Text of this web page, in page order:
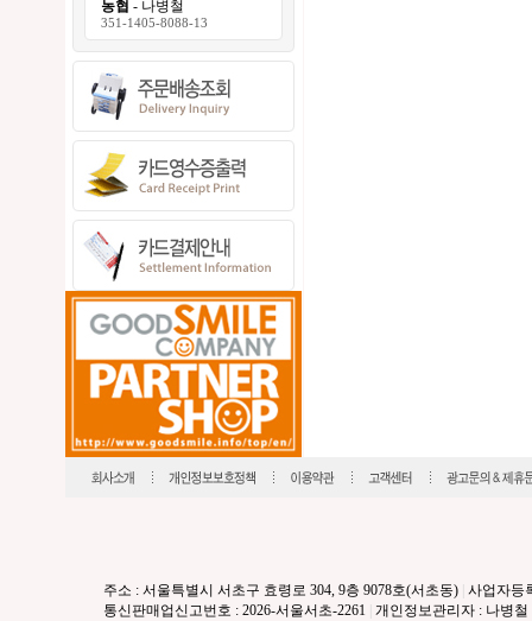
농협 - 나병철
351-1405-8088-13
주소 : 서울특별시 서초구 효령로 304, 9층 9078호(서초동) 사업자등
통신판매업신고번호 : 2026-서울서초-2261 개인정보관리자 : 나병철